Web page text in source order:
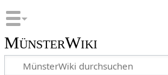
MünsterWiki